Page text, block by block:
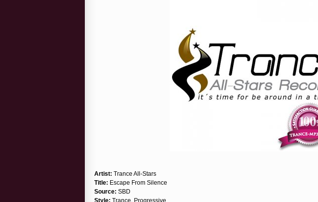
Artist: Trance All-Stars
Title: Escape From Silence
Source: SBD
Style: Trance, Progressive